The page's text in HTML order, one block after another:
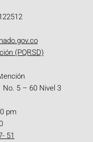
(PQRSD)
No. 5 – 60 Nivel 3
pm
51